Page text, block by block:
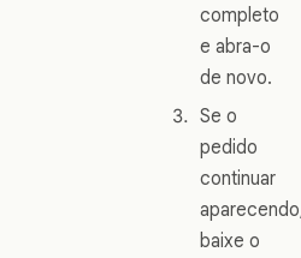
completo
e abra-o
de novo.
Se o
pedido
continuar
baixe o